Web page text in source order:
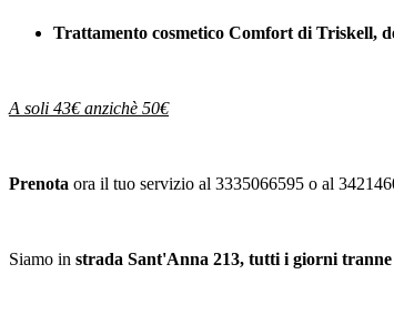
Trattamento cosmetico Comfort di Triskell,
A soli 43€ anzichè 50€
Prenota ora il tuo servizio al 3335066595 o al
Siamo in strada Sant'Anna 213, tutti i giorni tranne